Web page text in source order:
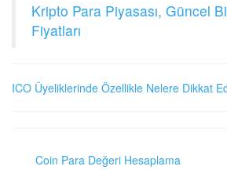
Kripto Para Piyasası, Güncel
Fiyatları
ICO Üyeliklerinde Özellikle Nelere Dikkat
Coin Para Değeri Hesaplama